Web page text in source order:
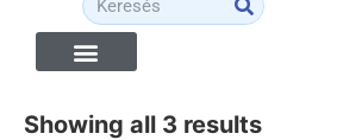
Showing all 3 results